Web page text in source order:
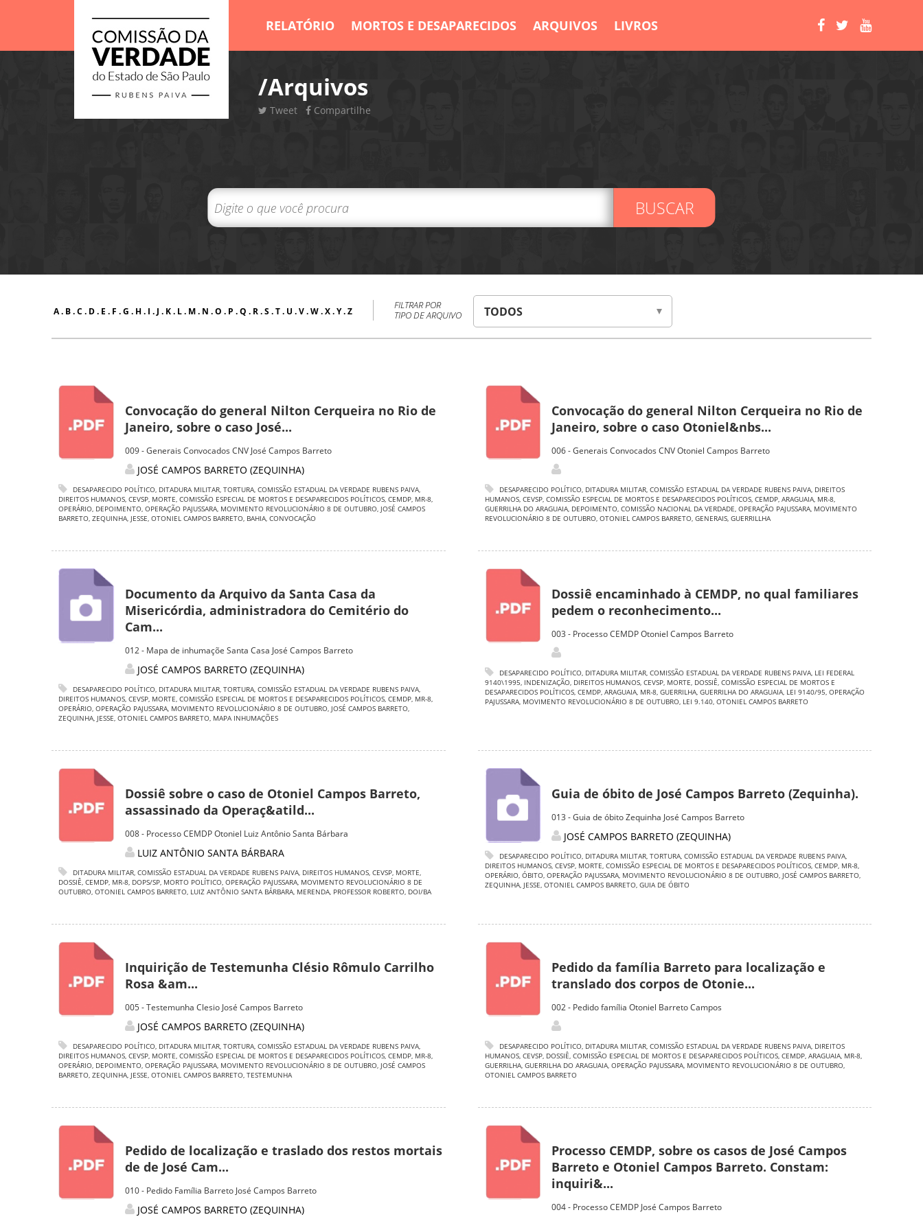
RELATÓRIO MORTOS E DESAPARECIDOS ARQUIVOS LIVROS
/Arquivos
Tweet Compartilhe
BUSCAR
A. B.C . D. E . F .G . H. I . J . K. L. M. N .O . P .Q . R.S.T. U .V.W.X.Y.Z
FILTRAR POR
TIPO DE ARQUIVO
Convocação do general Nilton Cerqueira no Rio de
Janeiro, sobre o caso José...
009 - Generais Convocados CNV José Campos Barreto
JOSÉ CAMPOS BARRETO (ZEQUINHA)
DESAPARECIDO POLÍTICO, DITADURA MILITAR, TORTURA, COMISSÃO ESTADUAL DA VERDADE RUBENS PAIVA,
DIREITOS HUMANOS, CEVSP, MORTE, COMISSÃO ESPECIAL DE MORTOS E DESAPARECIDOS POLÍTICOS, CEMDP, MR-8,
OPERÁRIO, DEPOIMENTO, OPERAÇÃO PAJUSSARA, MOVIMENTO REVOLUCIONÁRIO 8 DE OUTUBRO, JOSÉ CAMPOS
BARRETO, ZEQUINHA, JESSE, OTONIEL CAMPOS BARRETO, BAHIA, CONVOCAÇÃO
Convocação do general Nilton Cerqueira no Rio de
Janeiro, sobre o caso Otoniel&nbs...
006 - Generais Convocados CNV Otoniel Campos Barreto
DESAPARECIDO POLÍTICO, DITADURA MILITAR, COMISSÃO ESTADUAL DA VERDADE RUBENS PAIVA, DIREITOS
HUMANOS, CEVSP, COMISSÃO ESPECIAL DE MORTOS E DESAPARECIDOS POLÍTICOS, CEMDP, ARAGUAIA, MR-8,
GUERRILHA DO ARAGUAIA, DEPOIMENTO, COMISSÃO NACIONAL DA VERDADE, OPERAÇÃO PAJUSSARA, MOVIMENTO
REVOLUCIONÁRIO 8 DE OUTUBRO, OTONIEL CAMPOS BARRETO, GENERAIS, GUERRILLHA
Documento da Arquivo da Santa Casa da
Misericórdia, administradora do Cemitério do
Cam...
012 - Mapa de inhumaçõe Santa Casa José Campos Barreto
JOSÉ CAMPOS BARRETO (ZEQUINHA)
DESAPARECIDO POLÍTICO, DITADURA MILITAR, TORTURA, COMISSÃO ESTADUAL DA VERDADE RUBENS PAIVA,
DIREITOS HUMANOS, CEVSP, MORTE, COMISSÃO ESPECIAL DE MORTOS E DESAPARECIDOS POLÍTICOS, CEMDP, MR-8,
OPERÁRIO, OPERAÇÃO PAJUSSARA, MOVIMENTO REVOLUCIONÁRIO 8 DE OUTUBRO, JOSÉ CAMPOS BARRETO,
ZEQUINHA, JESSE, OTONIEL CAMPOS BARRETO, MAPA INHUMAÇÕES
Dossiê encaminhado à CEMDP, no qual familiares
pedem o reconhecimento...
003 - Processo CEMDP Otoniel Campos Barreto
DESAPARECIDO POLÍTICO, DITADURA MILITAR, COMISSÃO ESTADUAL DA VERDADE RUBENS PAIVA, LEI FEDERAL
9140\1995, INDENIZAÇÃO, DIREITOS HUMANOS, CEVSP, MORTE, DOSSIÊ, COMISSÃO ESPECIAL DE MORTOS E
DESAPARECIDOS POLÍTICOS, CEMDP, ARAGUAIA, MR-8, GUERRILHA, GUERRILHA DO ARAGUAIA, LEI 9140/95, OPERAÇÃO
PAJUSSARA, MOVIMENTO REVOLUCIONÁRIO 8 DE OUTUBRO, LEI 9.140, OTONIEL CAMPOS BARRETO
Dossiê sobre o caso de Otoniel Campos Barreto,
assassinado da Operaç&atild...
008 - Processo CEMDP Otoniel Luiz Antônio Santa Bárbara
LUIZ ANTÔNIO SANTA BÁRBARA
DITADURA MILITAR, COMISSÃO ESTADUAL DA VERDADE RUBENS PAIVA, DIREITOS HUMANOS, CEVSP, MORTE,
DOSSIÊ, CEMDP, MR-8, DOPS/SP, MORTO POLÍTICO, OPERAÇÃO PAJUSSARA, MOVIMENTO REVOLUCIONÁRIO 8 DE
OUTUBRO, OTONIEL CAMPOS BARRETO, LUIZ ANTÔNIO SANTA BÁRBARA, MERENDA, PROFESSOR ROBERTO, DOI/BA
Guia de óbito de José Campos Barreto (Zequinha).
013 - Guia de óbito Zequinha José Campos Barreto
JOSÉ CAMPOS BARRETO (ZEQUINHA)
DESAPARECIDO POLÍTICO, DITADURA MILITAR, TORTURA, COMISSÃO ESTADUAL DA VERDADE RUBENS PAIVA,
DIREITOS HUMANOS, CEVSP, MORTE, COMISSÃO ESPECIAL DE MORTOS E DESAPARECIDOS POLÍTICOS, CEMDP, MR-8,
OPERÁRIO, ÓBITO, OPERAÇÃO PAJUSSARA, MOVIMENTO REVOLUCIONÁRIO 8 DE OUTUBRO, JOSÉ CAMPOS BARRETO,
ZEQUINHA, JESSE, OTONIEL CAMPOS BARRETO, GUIA DE ÓBITO
Inquirição de Testemunha Clésio Rômulo Carrilho
Rosa &am...
005 - Testemunha Clesio José Campos Barreto
JOSÉ CAMPOS BARRETO (ZEQUINHA)
DESAPARECIDO POLÍTICO, DITADURA MILITAR, TORTURA, COMISSÃO ESTADUAL DA VERDADE RUBENS PAIVA,
DIREITOS HUMANOS, CEVSP, MORTE, COMISSÃO ESPECIAL DE MORTOS E DESAPARECIDOS POLÍTICOS, CEMDP, MR-8,
OPERÁRIO, DEPOIMENTO, OPERAÇÃO PAJUSSARA, MOVIMENTO REVOLUCIONÁRIO 8 DE OUTUBRO, JOSÉ CAMPOS
BARRETO, ZEQUINHA, JESSE, OTONIEL CAMPOS BARRETO, TESTEMUNHA
Pedido da família Barreto para localização e
translado dos corpos de Otonie...
002 - Pedido família Otoniel Barreto Campos
DESAPARECIDO POLÍTICO, DITADURA MILITAR, COMISSÃO ESTADUAL DA VERDADE RUBENS PAIVA, DIREITOS
HUMANOS, CEVSP, DOSSIÊ, COMISSÃO ESPECIAL DE MORTOS E DESAPARECIDOS POLÍTICOS, CEMDP, ARAGUAIA, MR-8,
GUERRILHA, GUERRILHA DO ARAGUAIA, OPERAÇÃO PAJUSSARA, MOVIMENTO REVOLUCIONÁRIO 8 DE OUTUBRO,
OTONIEL CAMPOS BARRETO
Pedido de localização e traslado dos restos mortais
de de José Cam...
010 - Pedido Família Barreto José Campos Barreto
JOSÉ CAMPOS BARRETO (ZEQUINHA)
Processo CEMDP, sobre os casos de José Campos
Barreto e Otoniel Campos Barreto. Constam:
inquiri&...
004 - Processo CEMDP José Campos Barreto